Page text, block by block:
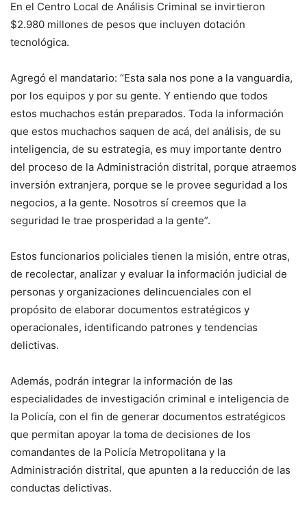
En el Centro Local de Análisis Criminal se invirtieron
$2.980 millones de pesos que incluyen dotación
tecnológica.
Agregó el mandatario: “Esta sala nos pone a la vanguardia,
por los equipos y por su gente. Y entiendo que todos
estos muchachos están preparados. Toda la información
que estos muchachos saquen de acá, del análisis, de su
inteligencia, de su estrategia, es muy importante dentro
del proceso de la Administración distrital, porque atraemos
inversión extranjera, porque se le provee seguridad a los
negocios, a la gente. Nosotros sí creemos que la
seguridad le trae prosperidad a la gente”.
Estos funcionarios policiales tienen la misión, entre otras,
de recolectar, analizar y evaluar la información judicial de
personas y organizaciones delincuenciales con el
propósito de elaborar documentos estratégicos y
operacionales, identificando patrones y tendencias
delictivas.
Además, podrán integrar la información de las
especialidades de investigación criminal e inteligencia de
la Policía, con el fin de generar documentos estratégicos
que permitan apoyar la toma de decisiones de los
comandantes de la Policía Metropolitana y la
Administración distrital, que apunten a la reducción de las
conductas delictivas.